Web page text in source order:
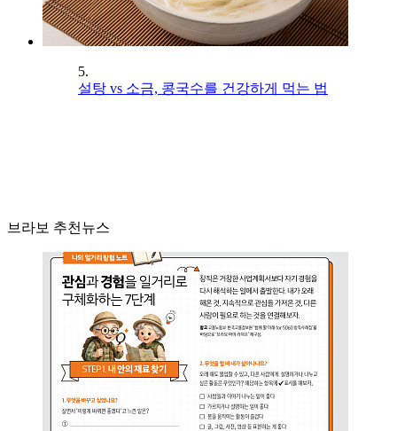
5.
설탕 vs 소금, 콩국수를 건강하게 먹는 법
브라보 추천뉴스